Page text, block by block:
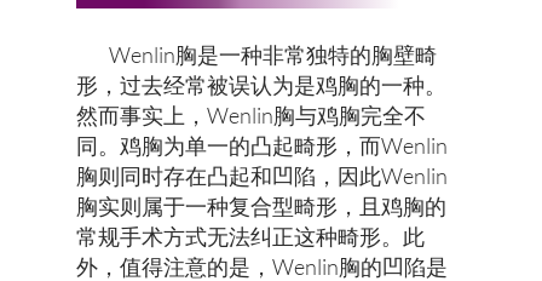
Wenlin胸是一种非常独特的胸壁畸
形，过去经常被误认为是鸡胸的一种。
然而事实上，Wenlin胸与鸡胸完全不
同。鸡胸为单一的凸起畸形，而Wenlin
胸则同时存在凸起和凹陷，因此Wenlin
胸实则属于一种复合型畸形，且鸡胸的
常规手术方式无法纠正这种畸形。此
外，值得注意的是，Wenlin胸的凹陷是